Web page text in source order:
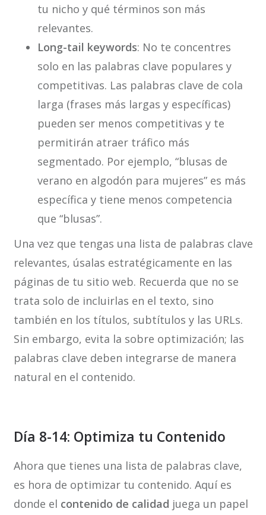
tu nicho y qué términos son más
relevantes.
Long-tail keywords: No te concentres
solo en las palabras clave populares y
competitivas. Las palabras clave de cola
larga (frases más largas y específicas)
pueden ser menos competitivas y te
permitirán atraer tráfico más
segmentado. Por ejemplo, “blusas de
verano en algodón para mujeres” es más
específica y tiene menos competencia
que “blusas”.
Una vez que tengas una lista de palabras clave
relevantes, úsalas estratégicamente en las
páginas de tu sitio web. Recuerda que no se
trata solo de incluirlas en el texto, sino
también en los títulos, subtítulos y las URLs.
Sin embargo, evita la sobre optimización; las
palabras clave deben integrarse de manera
natural en el contenido.
Día 8-14: Optimiza tu Contenido
Ahora que tienes una lista de palabras clave,
es hora de optimizar tu contenido. Aquí es
donde el contenido de calidad juega un papel